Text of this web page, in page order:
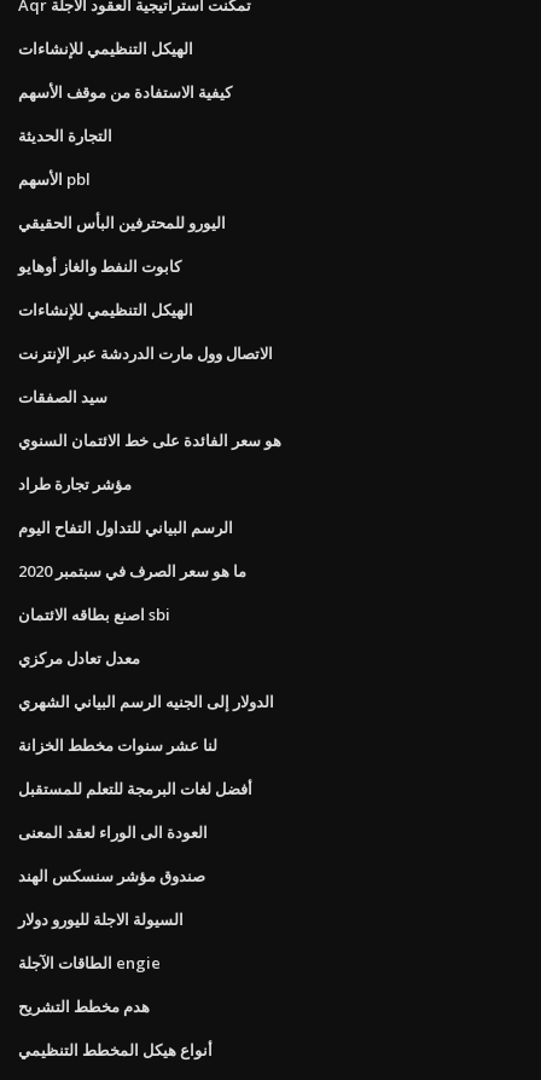
Aqr تمكنت استراتيجية العقود الآجلة
الهيكل التنظيمي للإنشاءات
كيفية الاستفادة من موقف الأسهم
التجارة الحديثة
الأسهم pbl
اليورو للمحترفين البأس الحقيقي
كابوت النفط والغاز أوهايو
الهيكل التنظيمي للإنشاءات
الاتصال وول مارت الدردشة عبر الإنترنت
سيد الصفقات
هو سعر الفائدة على خط الائتمان السنوي
مؤشر تجارة طراد
الرسم البياني للتداول التفاح اليوم
ما هو سعر الصرف في سبتمبر 2020
اصنع بطاقه الائتمان sbi
معدل تعادل مركزي
الدولار إلى الجنيه الرسم البياني الشهري
لنا عشر سنوات مخطط الخزانة
أفضل لغات البرمجة للتعلم للمستقبل
العودة الى الوراء لعقد المعنى
صندوق مؤشر سنسكس الهند
السيولة الاجلة لليورو دولار
الطاقات الآجلة engie
هدم مخطط التشريح
أنواع هيكل المخطط التنظيمي